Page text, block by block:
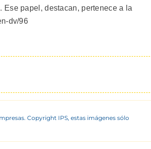
papel, destacan, pertenece a la
dv/96
Copyright IPS, estas imágenes sólo